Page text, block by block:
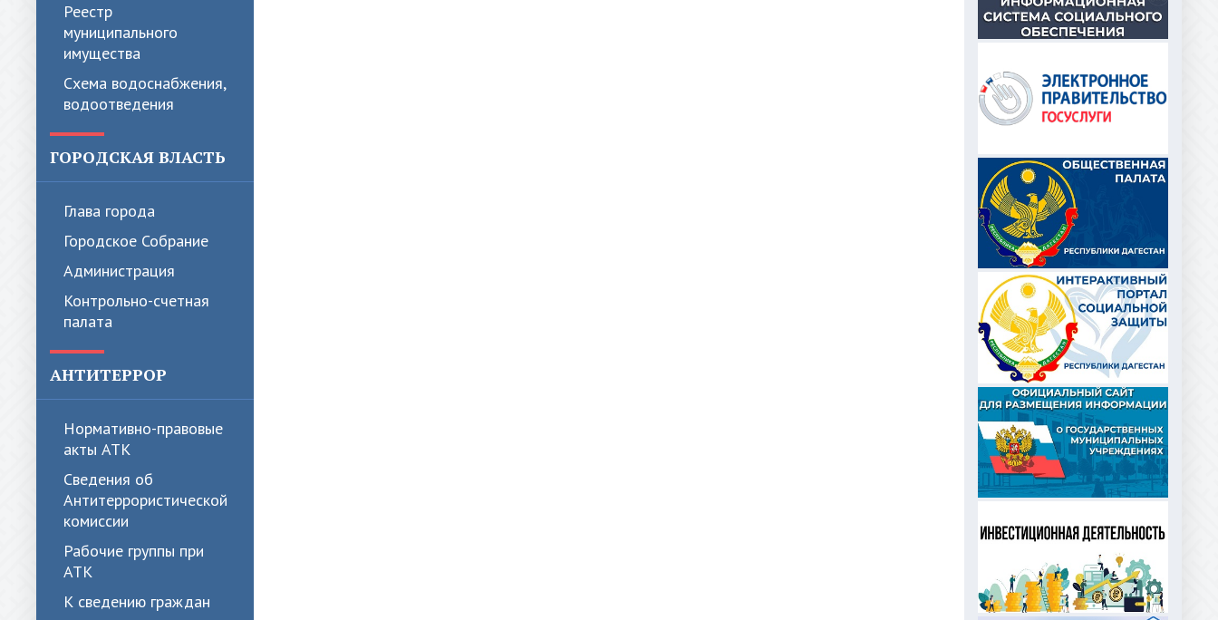
Реестр
муниципального
имущества
Схема водоснабжения,
водоотведения
ГОРОДСКАЯ ВЛАСТЬ
Глава города
Городское Собрание
Администрация
Контрольно-счетная
палата
АНТИТЕРРОР
Нормативно-правовые
акты АТК
Сведения об
Антитеррористической
комиссии
Рабочие группы при
АТК
К сведению граждан